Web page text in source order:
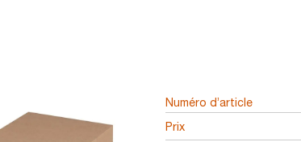
Numéro d’article
Prix